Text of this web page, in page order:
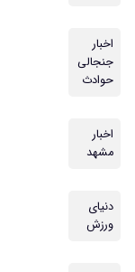
اخبار
جنجالی
حوادث
اخبار
مشهد
دنیای
ورزش